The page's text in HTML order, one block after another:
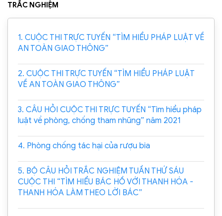
TRẮC NGHIỆM
1. CUỘC THI TRỰC TUYẾN “TÌM HIỂU PHÁP LUẬT VỀ
AN TOÀN GIAO THÔNG”
2. CUỘC THI TRỰC TUYẾN “TÌM HIỂU PHÁP LUẬT
VỀ AN TOÀN GIAO THÔNG”
3. CÂU HỎI CUỘC THI TRỰC TUYẾN “Tìm hiểu pháp
luật về phòng, chống tham nhũng” năm 2021
4. Phòng chống tác hại của rượu bia
5. BỘ CÂU HỎI TRẮC NGHIỆM TUẦN THỨ SÁU
CUỘC THI “TÌM HIỂU BÁC HỒ VỚI THANH HÓA -
THANH HÓA LÀM THEO LỜI BÁC”